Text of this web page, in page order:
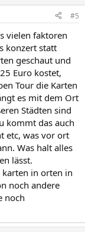
#5
vielen faktoren
konzert statt
geschaut und
Euro kostet,
Tour die Karten
es mit dem Ort
Städten sind
kommt das auch
etc, was vor ort
Was halt alles
lässt.
karten in orten in
noch andere
noch